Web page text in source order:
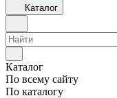
Каталог
Каталог
По всему сайту
По каталогу